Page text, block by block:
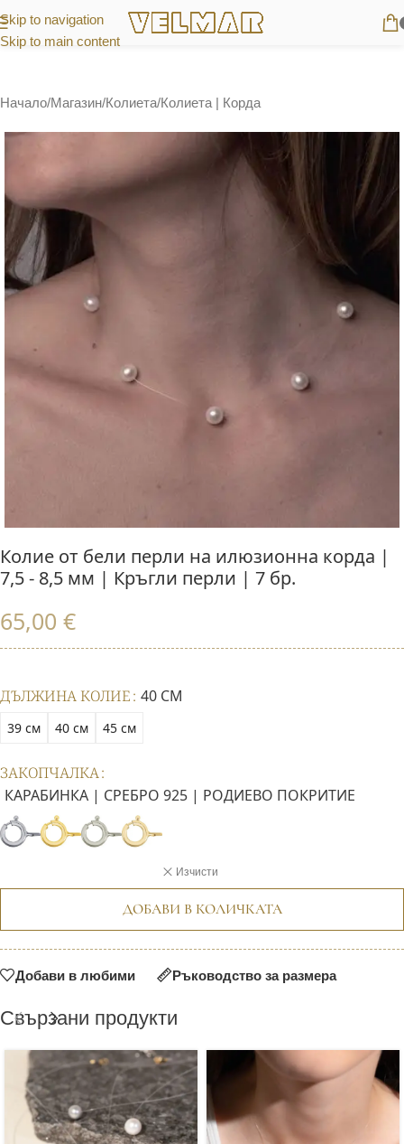
Skip to navigation
Skip to main content
Начало/Магазин/Колиета/Колиета | Корда
Колие от бели перли на илюзионна корда |
7,5 - 8,5 мм | Кръгли перли | 7 бр.
65,00 €
ДЪЛЖИНА КОЛИЕ 40 СМ
39 см 40 см 45 см
ЗАКОПЧАЛКА
КАРАБИНКА | СРЕБРО 925 | РОДИЕВО ПОКРИТИЕ
Изчисти
ДОБАВИ В КОЛИЧКАТА
Добави в любими Ръководство за размера
Свързани продукти